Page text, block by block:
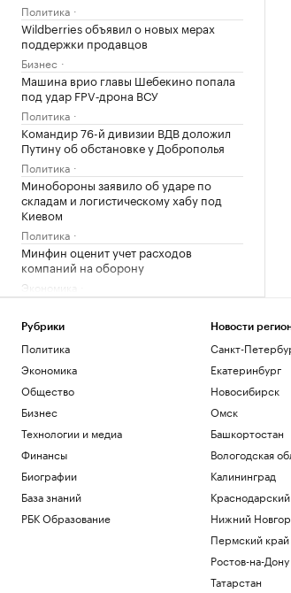
Политика
Wildberries объявил о новых мерах
поддержки продавцов
Бизнес
Машина врио главы Шебекино попала
под удар FPV‑дрона ВСУ
Политика
Командир 76-й дивизии ВДВ доложил
Путину об обстановке у Доброполья
Политика
Минобороны заявило об ударе по
складам и логистическому хабу под
Киевом
Политика
Минфин оценит учет расходов
компаний на оборону
Экономика
сообщения между Иркутском и
Пекином
Общество
ЕК не увидела связи России с
миграционным кризисом в Сеуте
Политика
украинский беспилотник
Политика
В Киеве заявили о 16 тыс. иностранцев
в рядах ВСУ
Политика
Fars узнало, как будет
контролироваться Ормузский пролив
«ИжАвиа» занялась восстановлением
Рубрики
Политика
Экономика
Общество
Бизнес
Технологии и медиа
Финансы
Биографии
База знаний
РБК Образование
Новости
Санкт-
Екатеринбург
Новосибирск
Омск
Башкортостан
Вологодская
Калининград
Нижний
Пермский край
Ростов-на-Дону
Татарстан